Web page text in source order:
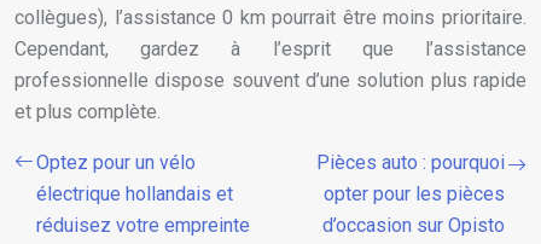
collègues), l’assistance 0 km pourrait être moins prioritaire.
Cependant, gardez à l’esprit que l’assistance
professionnelle dispose souvent d’une solution plus rapide
et plus complète.
Optez pour un vélo
électrique hollandais et
réduisez votre empreinte
Pièces auto : pourquoi
opter pour les pièces
d’occasion sur Opisto